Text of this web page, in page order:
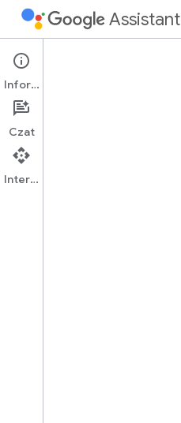
Assistant
Conversational Actions
Przewodniki
Informacje
Czat
Interfejs API